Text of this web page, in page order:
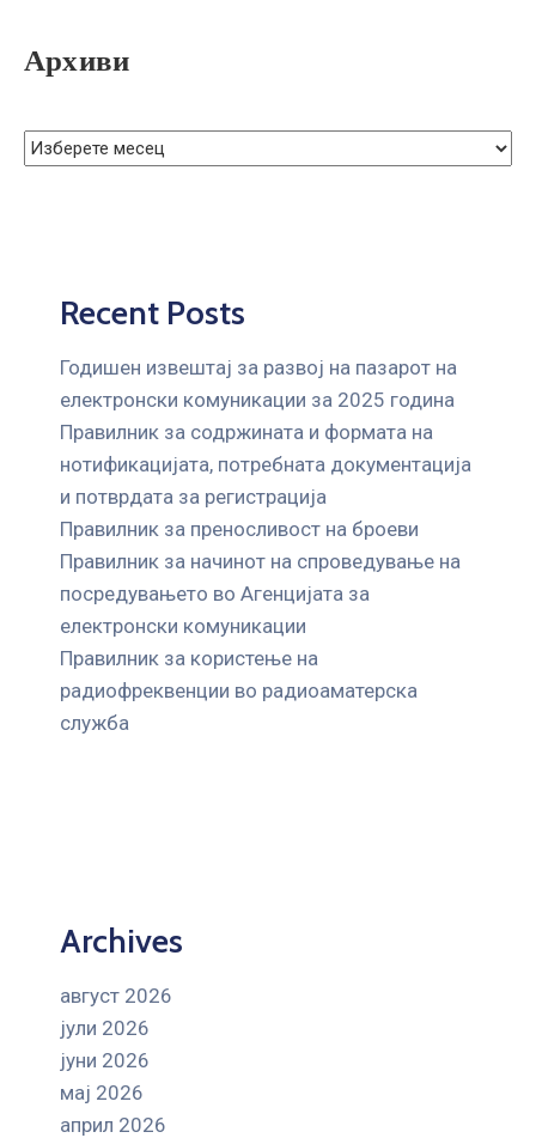
Архиви
Recent Posts
Годишен извештај за развој на пазарот на
електронски комуникации за 2025 година
Правилник за содржината и формата на
нотификацијата, потребната документација
и потврдата за регистрација
Правилник за преносливост на броеви
Правилник за начинот на спроведување на
посредувањето во Агенцијата за
електронски комуникации
Правилник за користење на
радиофреквенции во радиоаматерска
служба
Archives
август 2026
јули 2026
јуни 2026
мај 2026
април 2026